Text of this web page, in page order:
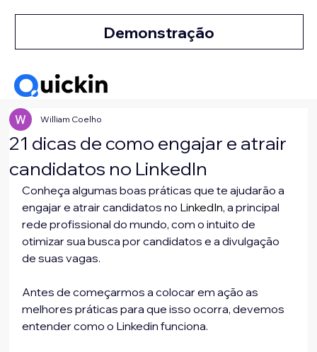
Demonstração
21 dicas de como engajar e atrair
candidatos no LinkedIn
William Coelho
Conheça algumas boas práticas que te ajudarão a
engajar e atrair candidatos no LinkedIn, a principal
rede profissional do mundo, com o intuito de
otimizar sua busca por candidatos e a divulgação
de suas vagas.
Antes de começarmos a colocar em ação as
melhores práticas para que isso ocorra, devemos
entender como o Linkedin funciona.